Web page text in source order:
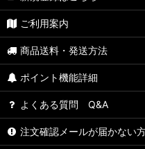
ご利用案内
商品送料・発送方法
ポイント機能詳細
よくある質問 Q&A
注文確認メールが届かない